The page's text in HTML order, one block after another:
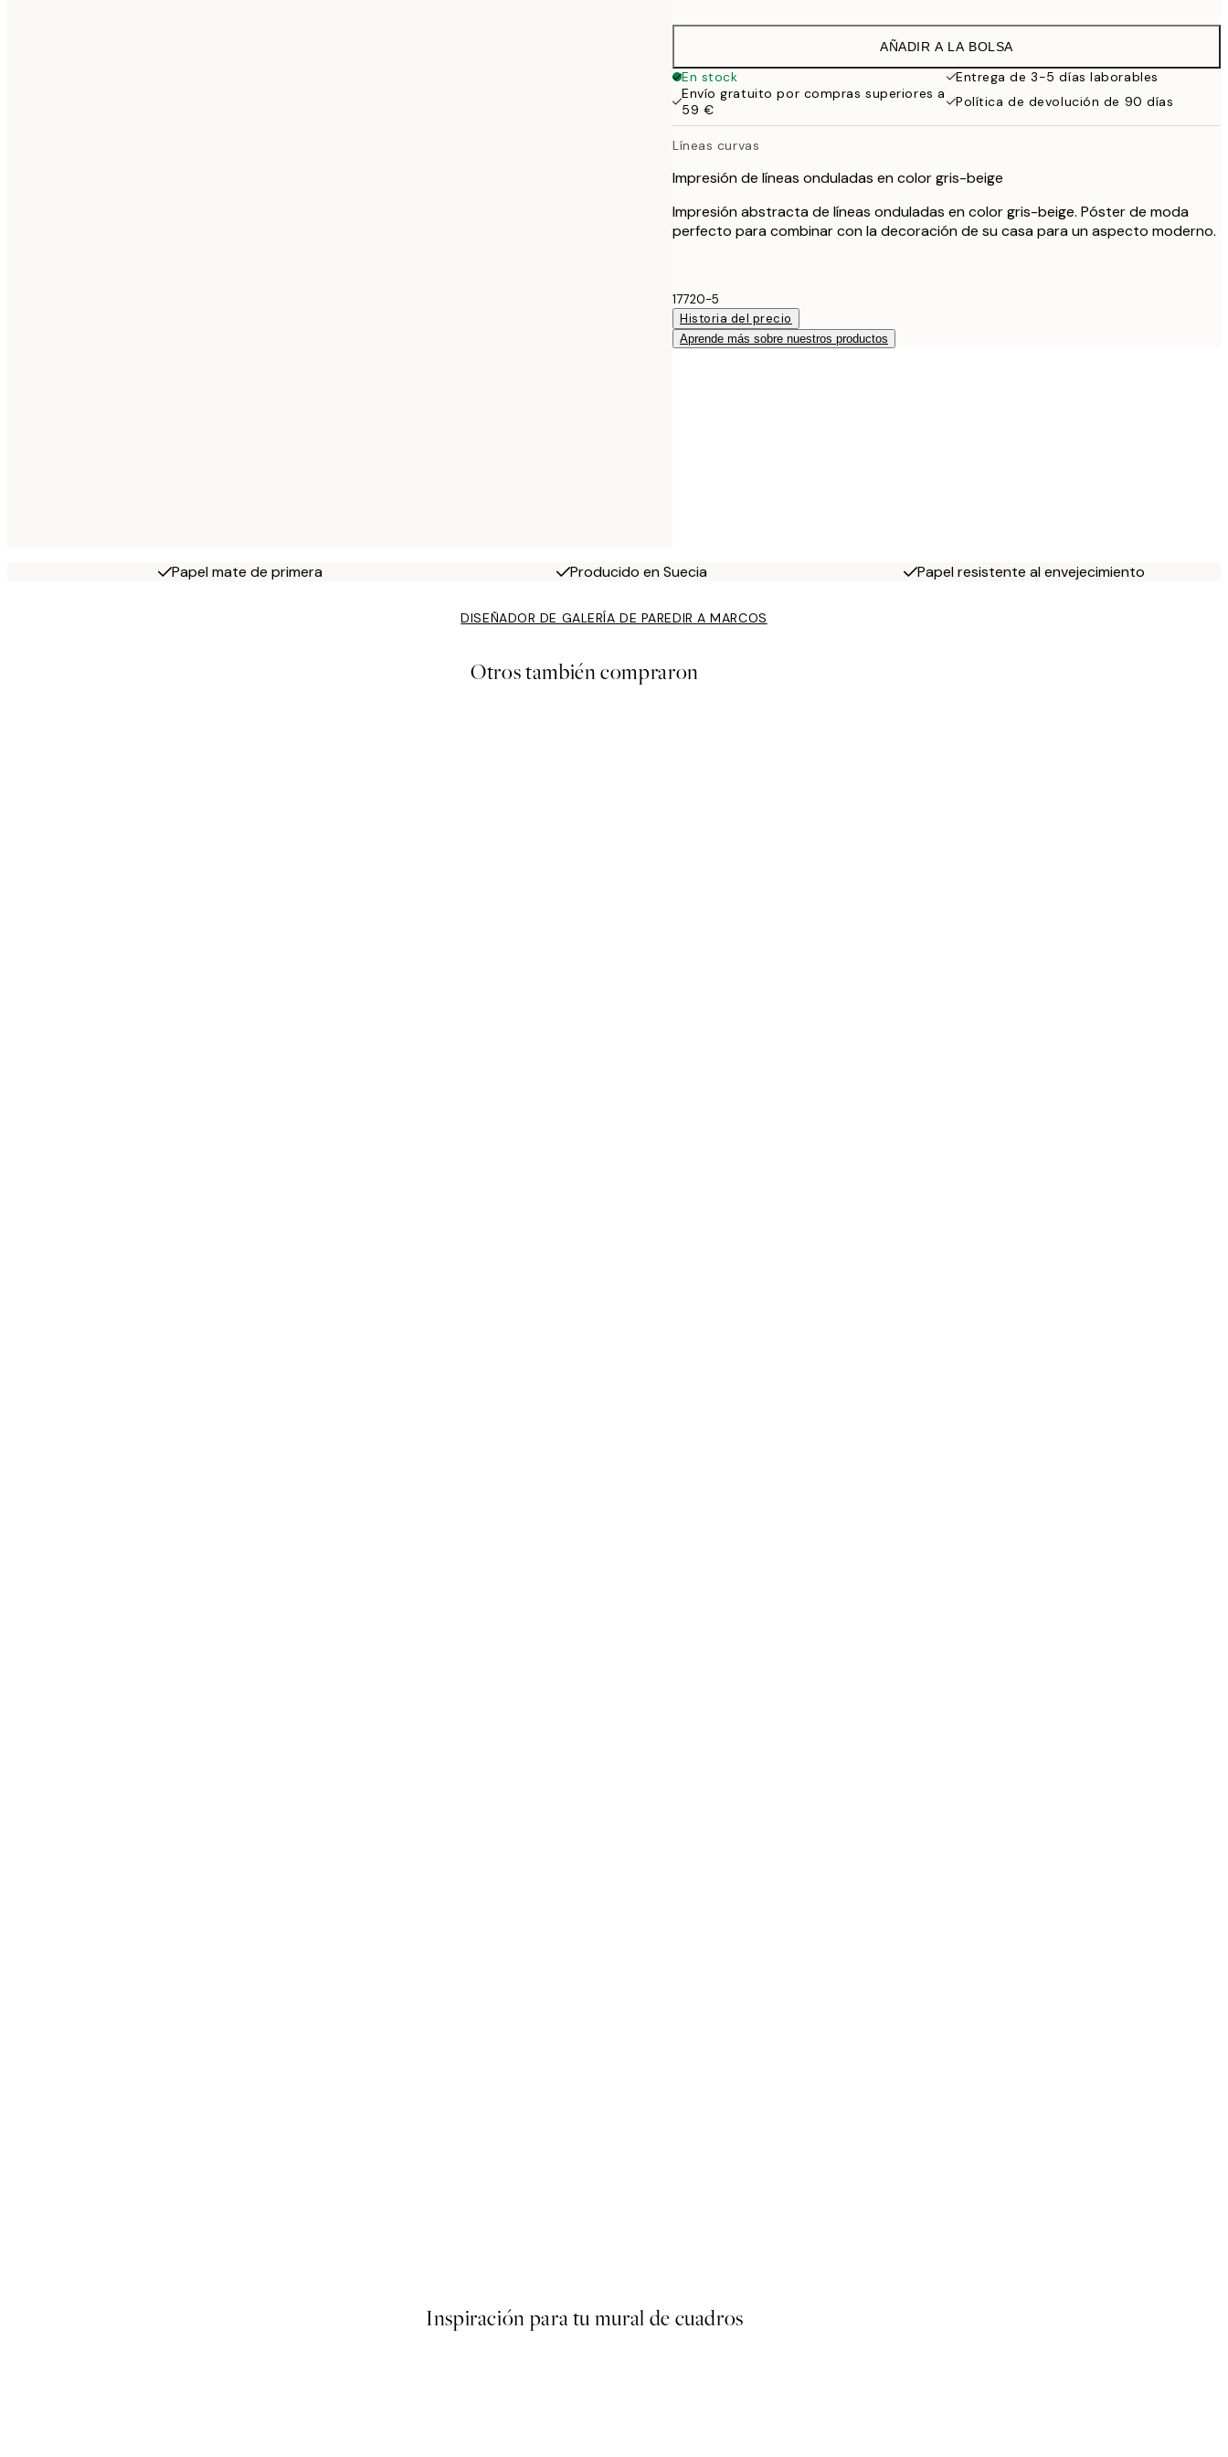
32,45 €
AÑADIR A LA BOLSA
En stock
Entrega de 3-5 días laborables
Envío gratuito por compras superiores a
59 €
Política de devolución de 90 días
Líneas curvas
Impresión de líneas onduladas en color gris-beige
Impresión abstracta de líneas onduladas en color gris-beige. Póster de moda
perfecto para combinar con la decoración de su casa para un aspecto moderno.
17720-5
Historia del precio
Aprende más sobre nuestros productos
Papel mate de primera Producido en Suecia Papel resistente al envejecimiento
DISEÑADOR DE GALERÍA DE PAREDIR A MARCOS
Otros también compraron
Inspiración para tu mural de cuadros